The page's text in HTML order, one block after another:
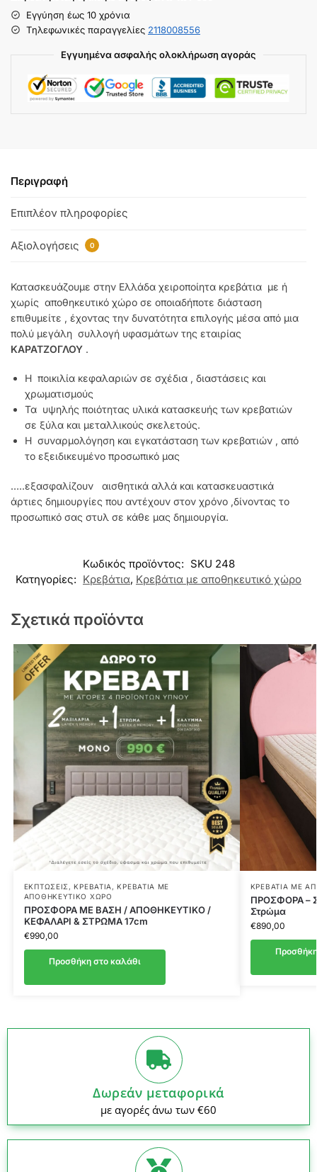
Εγγύηση έως 10 χρόνια
Tηλεφωνικές παραγγελίες 2118008556
Εγγυημένα ασφαλής ολοκλήρωση αγοράς
Περιγραφή
Επιπλέον πληροφορίες
Αξιολογήσεις 0
Κατασκευάζουμε στην Ελλάδα χειροποίητα κρεβάτια με ή
χωρίς αποθηκευτικό χώρο σε οποιαδήποτε διάσταση
επιθυμείτε , έχοντας την δυνατότητα επιλογής μέσα από μια
πολύ μεγάλη συλλογή υφασμάτων της εταιρίας
ΚΑΡΑΤΖΟΓΛΟΥ .
Η ποικιλία κεφαλαριών σε σχέδια , διαστάσεις και
χρωματισμούς
Τα υψηλής ποιότητας υλικά κατασκευής των κρεβατιών
σε ξύλα και μεταλλικούς σκελετούς.
Η συναρμολόγηση και εγκατάσταση των κρεβατιών , από
το εξειδικευμένο προσωπικό μας
…..εξασφαλίζουν αισθητικά αλλά και κατασκευαστικά
άρτιες δημιουργίες που αντέχουν στον χρόνο ,δίνοντας το
προσωπικό σας στυλ σε κάθε μας δημιουργία.
Κωδικός προϊόντος: SKU 248
Κατηγορίες: Κρεβάτια, Κρεβάτια με αποθηκευτικό χώρο
Σχετικά προϊόντα
ΕΚΠΤΏΣΕΙΣ ,ΚΡΕΒΆΤΙΑ ,ΚΡΕΒΆΤΙΑ ΜΕ
ΑΠΟΘΗΚΕΥΤΙΚΌ ΧΏΡΟ
ΠΡΟΣΦΟΡΑ ΜΕ ΒΑΣΗ / ΑΠΟΘΗΚΕΥΤΙΚΟ /
ΚΕΦΑΛΑΡΙ & ΣΤΡΩΜΑ 17cm
€990,00
Προσθήκη στο καλάθι
ΚΡΕΒΆΤΙΑ ΜΕ
ΠΡΟΣΦΟΡΑ –
Στρώμα
€890,00
Δωρεάν μεταφορικά
με αγορές άνω των €60